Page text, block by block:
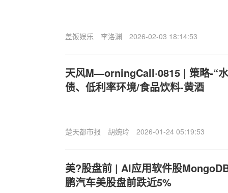
盖饭娱乐 李洛渊 2026-02-03 18:14:53
天风M—orningCall·0815 | 策略-“
债、低利率环境/食品饮料-黄酒
楚天都市报 胡婉玲 2026-01-24 05:19:53
美?股盘前 | AI应用软件股
鹏汽车美股盘前跌近5%